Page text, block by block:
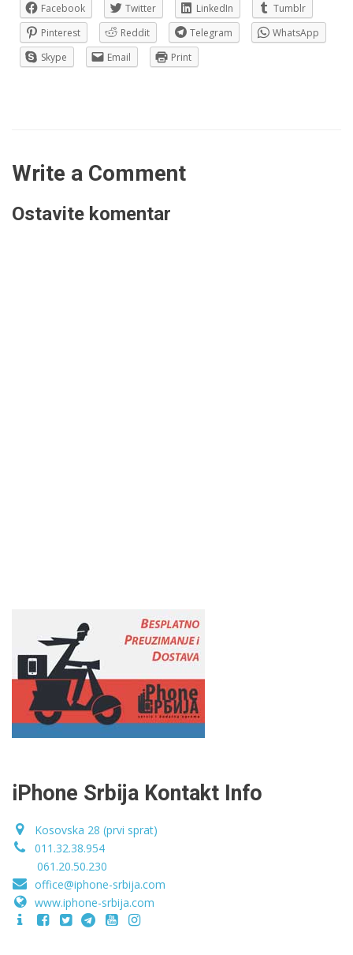
Facebook Twitter LinkedIn
Tumblr
Pinterest
Reddit Telegram
WhatsApp
Skype
Email Print
Write a Comment
Ostavite komentar
iPhone Srbija Kontakt Info
Kosovska 28 (prvi sprat)
011.32.38.954
061.20.50.230
office@iphone-srbija.com
www.iphone-srbija.com